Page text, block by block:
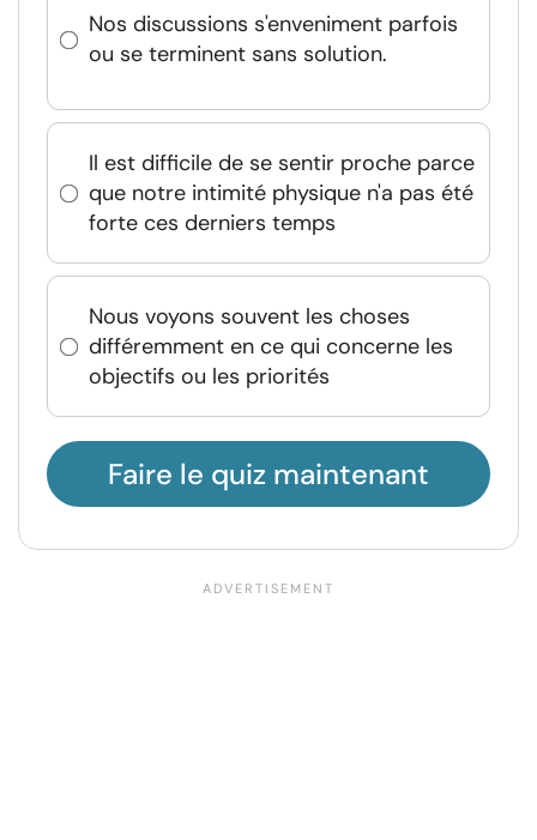
Nos discussions s'enveniment parfois
ou se terminent sans solution.
Il est difficile de se sentir proche parce
que notre intimité physique n'a pas été
forte ces derniers temps
Nous voyons souvent les choses
différemment en ce qui concerne les
objectifs ou les priorités
Faire le quiz maintenant